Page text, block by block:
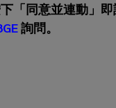
「同意並連動」即
詢問。